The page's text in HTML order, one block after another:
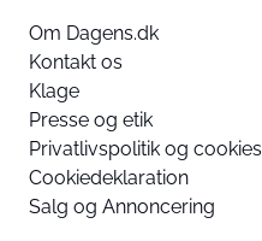
Om Dagens.dk
Kontakt os
Klage
Presse og etik
Privatlivspolitik og cookies
Cookiedeklaration
Salg og Annoncering